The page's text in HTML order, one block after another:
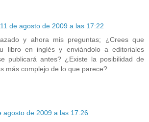
11 de agosto de 2009 a las 17:22
y ahora mis preguntas; ¿Crees que
libro en inglés y enviándolo a editoriales
publicará antes? ¿Existe la posibilidad de
más complejo de lo que parece?
agosto de 2009 a las 17:26